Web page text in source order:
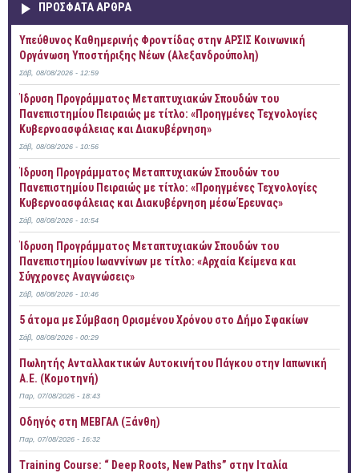
ΠΡOΣΦΑΤΑ AΡΘΡΑ
Yπεύθυνος Καθημερινής Φροντίδας στην ΑΡΣΙΣ Κοινωνική
Οργάνωση Υποστήριξης Νέων (Αλεξανδρούπολη)
Σάβ, 08/08/2026 - 12:59
Ίδρυση Προγράμματος Μεταπτυχιακών Σπουδών του
Πανεπιστημίου Πειραιώς με τίτλο: «Προηγμένες Τεχνολογίες
Κυβερνοασφάλειας και Διακυβέρνηση»
Σάβ, 08/08/2026 - 10:56
Ίδρυση Προγράμματος Μεταπτυχιακών Σπουδών του
Πανεπιστημίου Πειραιώς με τίτλο: «Προηγμένες Τεχνολογίες
Κυβερνοασφάλειας και Διακυβέρνηση μέσω Έρευνας»
Σάβ, 08/08/2026 - 10:54
Ίδρυση Προγράμματος Μεταπτυχιακών Σπουδών του
Πανεπιστημίου Ιωαννίνων με τίτλο: «Αρχαία Κείμενα και
Σύγχρονες Αναγνώσεις»
Σάβ, 08/08/2026 - 10:46
5 άτομα με Σύμβαση Ορισμένου Χρόνου στο Δήμο Σφακίων
Σάβ, 08/08/2026 - 00:29
Πωλητής Ανταλλακτικών Αυτοκινήτου Πάγκου στην Ιαπωνική
Α.Ε. (Κομοτηνή)
Παρ, 07/08/2026 - 18:43
Οδηγός στη ΜΕΒΓΑΛ (Ξάνθη)
Παρ, 07/08/2026 - 16:32
Training Course: “ Deep Roots, New Paths” στην Ιταλία